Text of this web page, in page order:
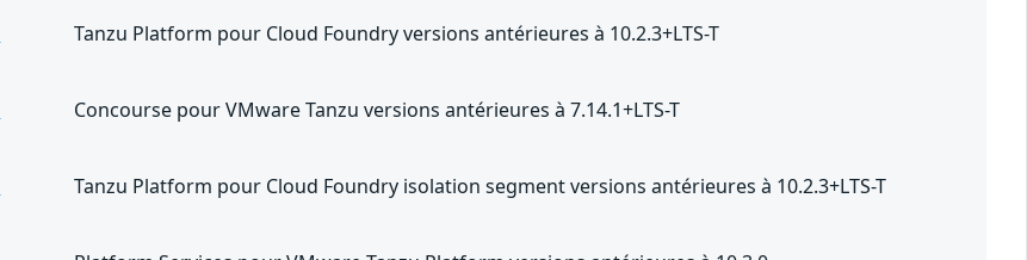
Tanzu Platform pour Cloud Foundry versions antérieures à 10.2.3+LTS-T
Concourse pour VMware Tanzu versions antérieures à 7.14.1+LTS-T
Tanzu Platform pour Cloud Foundry isolation segment versions antérieures à 10.2.3+LTS-T